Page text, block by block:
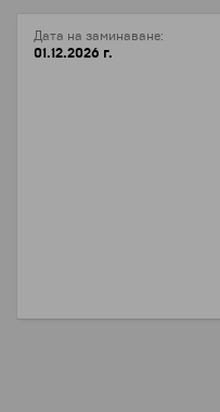
Дата на заминаване:
01.12.2026 г.